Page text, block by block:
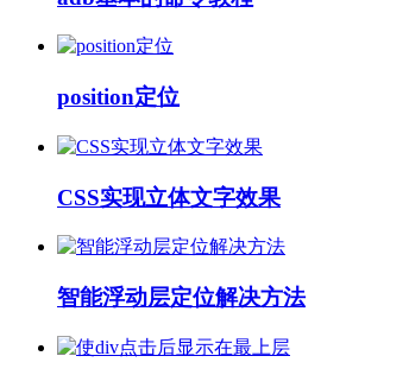
position定位
CSS实现立体文字效果
智能浮动层定位解决方法